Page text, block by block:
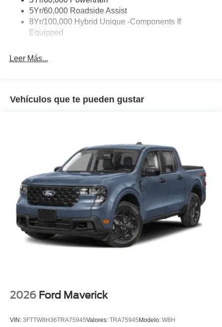
wheel mounted audio controls, SYNC 4, Telescoping
steering wheel, Tilt steering wheel, Traction control, Trip
computer, Unique Cloth Front Bucket Seats, Wheels: 17
Carbonized Gray Painted Aluminum.
42/35 City/Highway MPG
Trailer Tow Hitch
Wipers- Intermittent
5Yr/60,000 Roadside Assist
8Yr/100,000 Hybrid Unique -Components If
Equipped
Leer Más...
Vehículos que te pueden gustar
2026 Ford Maverick
VIN: 3FTTW8H36TRA75945Valores: TRA75945Modelo: W8H